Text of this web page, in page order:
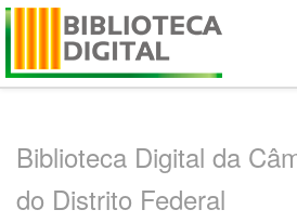
Skip
Biblioteca Digital da
do Distrito Federal